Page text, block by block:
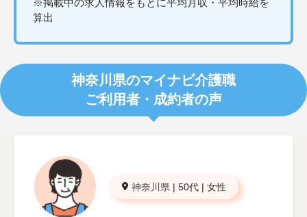
※掲載中の求人情報をもとに平均月収・平均時給を
算出
神奈川県のマイナビ介護職
ご利用者・成約者の声
神奈川県 | 50代 | 女性